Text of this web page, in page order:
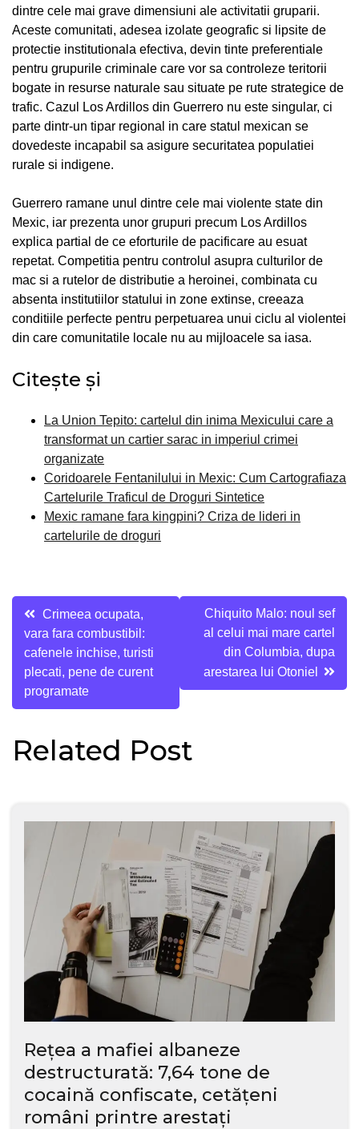
dintre cele mai grave dimensiuni ale activitatii gruparii.
Aceste comunitati, adesea izolate geografic si lipsite de
protectie institutionala efectiva, devin tinte preferentiale
pentru grupurile criminale care vor sa controleze teritorii
bogate in resurse naturale sau situate pe rute strategice de
trafic. Cazul Los Ardillos din Guerrero nu este singular, ci
parte dintr-un tipar regional in care statul mexican se
dovedeste incapabil sa asigure securitatea populatiei
rurale si indigene.
Guerrero ramane unul dintre cele mai violente state din
Mexic, iar prezenta unor grupuri precum Los Ardillos
explica partial de ce eforturile de pacificare au esuat
repetat. Competitia pentru controlul asupra culturilor de
mac si a rutelor de distributie a heroinei, combinata cu
absenta institutiilor statului in zone extinse, creeaza
conditiile perfecte pentru perpetuarea unui ciclu al violentei
din care comunitatile locale nu au mijloacele sa iasa.
Citește și
La Union Tepito: cartelul din inima Mexicului care a
transformat un cartier sarac in imperiul crimei
organizate
Coridoarele Fentanilului in Mexic: Cum Cartografiaza
Cartelurile Traficul de Droguri Sintetice
Mexic ramane fara kingpini? Criza de lideri in
cartelurile de droguri
Navigare
în
articole
Crimeea ocupata,
vara fara combustibil:
cafenele inchise, turisti
plecati, pene de curent
programate
Chiquito Malo: noul sef
al celui mai mare cartel
din Columbia, dupa
arestarea lui Otoniel
Related Post
Rețea a mafiei albaneze
destructurată: 7,64 tone de
cocaină confiscate, cetățeni
români printre arestați